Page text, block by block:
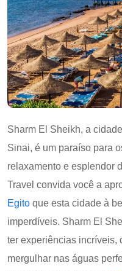
Sharm El Sheikh, a
Sinai, é um paraíso para
relaxamento e esplendor
Travel convida você a
Egito que esta cidade à
imperdíveis. Sharm El
ter experiências incríveis,
mergulhar nas águas